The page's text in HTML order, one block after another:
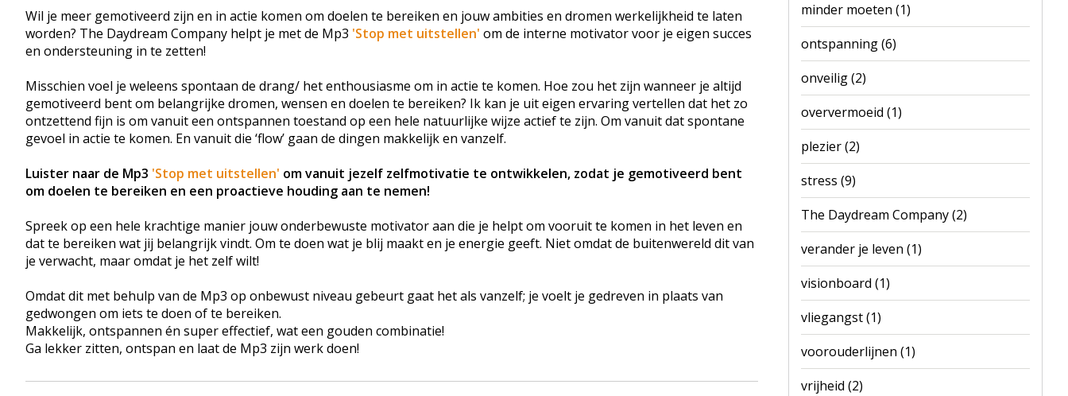
Wil je meer gemotiveerd zijn en in actie komen om doelen te bereiken en jouw ambities en dromen werkelijkheid te laten
worden? The Daydream Company helpt je met de Mp3 'Stop met uitstellen' om de interne motivator voor je eigen succes
en ondersteuning in te zetten!
Misschien voel je weleens spontaan de drang/ het enthousiasme om in actie te komen. Hoe zou het zijn wanneer je altijd
gemotiveerd bent om belangrijke dromen, wensen en doelen te bereiken? Ik kan je uit eigen ervaring vertellen dat het zo
ontzettend fijn is om vanuit een ontspannen toestand op een hele natuurlijke wijze actief te zijn. Om vanuit dat spontane
gevoel in actie te komen. En vanuit die ‘flow’ gaan de dingen makkelijk en vanzelf.
Luister naar de Mp3 'Stop met uitstellen' om vanuit jezelf zelfmotivatie te ontwikkelen, zodat je gemotiveerd bent
om doelen te bereiken en een proactieve houding aan te nemen!
Spreek op een hele krachtige manier jouw onderbewuste motivator aan die je helpt om vooruit te komen in het leven en
dat te bereiken wat jij belangrijk vindt. Om te doen wat je blij maakt en je energie geeft. Niet omdat de buitenwereld dit van
je verwacht, maar omdat je het zelf wilt!
Omdat dit met behulp van de Mp3 op onbewust niveau gebeurt gaat het als vanzelf; je voelt je gedreven in plaats van
gedwongen om iets te doen of te bereiken.
Makkelijk, ontspannen én super effectief, wat een gouden combinatie!
Ga lekker zitten, ontspan en laat de Mp3 zijn werk doen!
minder moeten (1)
ontspanning(6)
onveilig(2)
oververmoeid (1)
plezier(2)
stress (9)
The Daydream Company(2)
verander je leven (1)
visionboard (1)
vliegangst(1)
voorouderlijnen (1)
vrijheid (2)